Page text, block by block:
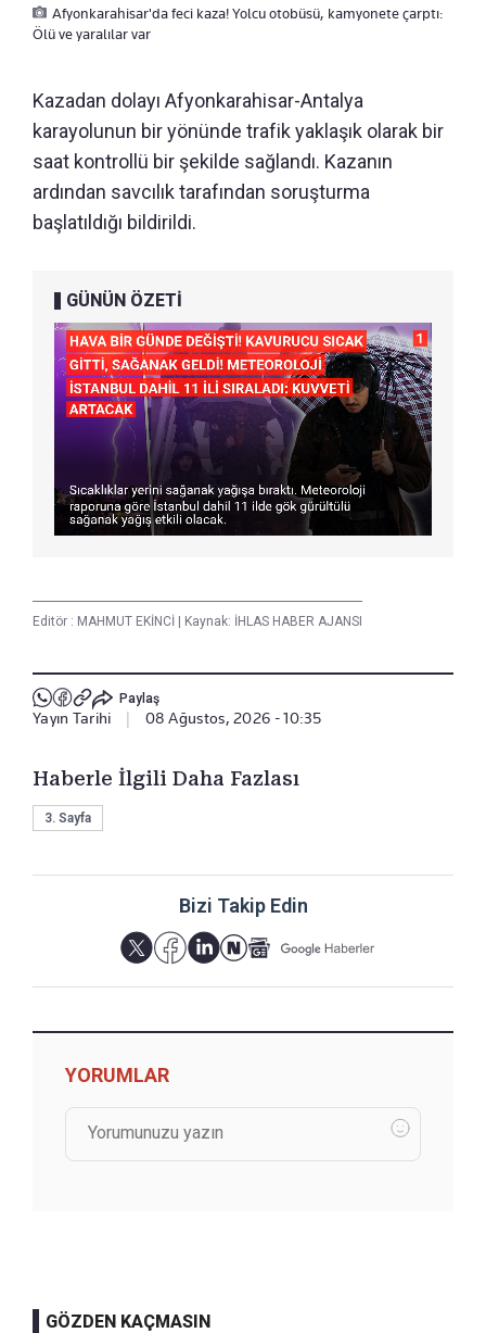
Afyonkarahisar'da feci kaza! Yolcu otobüsü, kamyonete çarptı:
Ölü ve yaralılar var
Kazadan dolayı Afyonkarahisar-Antalya
karayolunun bir yönünde trafik yaklaşık olarak bir
saat kontrollü bir şekilde sağlandı. Kazanın
ardından savcılık tarafından soruşturma
başlatıldığı bildirildi.
GÜNÜN ÖZETİ
Editör : MAHMUT EKİNCİ Kaynak: İHLAS HABER AJANSI
Paylaş
Yayın Tarihi 08 Ağustos, 2026 - 10:35
Haberle İlgili Daha Fazlası
3. Sayfa
Bizi Takip Edin
YORUMLAR
GÖZDEN KAÇMASIN